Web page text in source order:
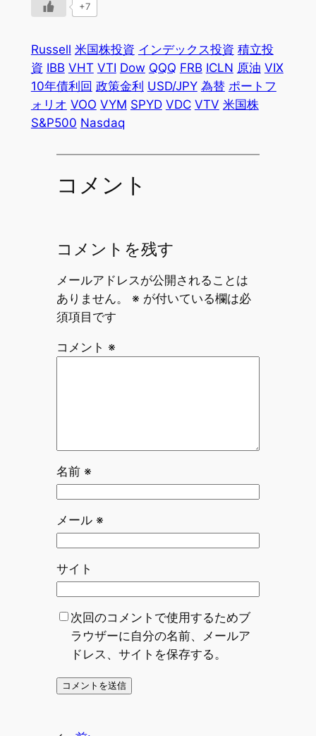
+7
Russell 米国株投資 インデックス投資 積立投
資 IBB VHT VTI Dow QQQ FRB ICLN 原油 VIX
10年債利回 政策金利 USD/JPY 為替 ポートフ
ォリオ VOO VYM SPYD VDC VTV 米国株
S&P500 Nasdaq
コメント
コメントを残す
メールアドレスが公開されることは
ありません。
※ が付いている欄は必
須項目です
コメント ※
名前 ※
メール ※
サイト
次回のコメントで使用するためブ
ラウザーに自分の名前、メールア
ドレス、サイトを保存する。